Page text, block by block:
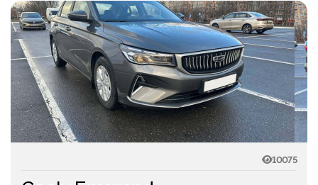
ПОПУЛЯРНОЕ
10075